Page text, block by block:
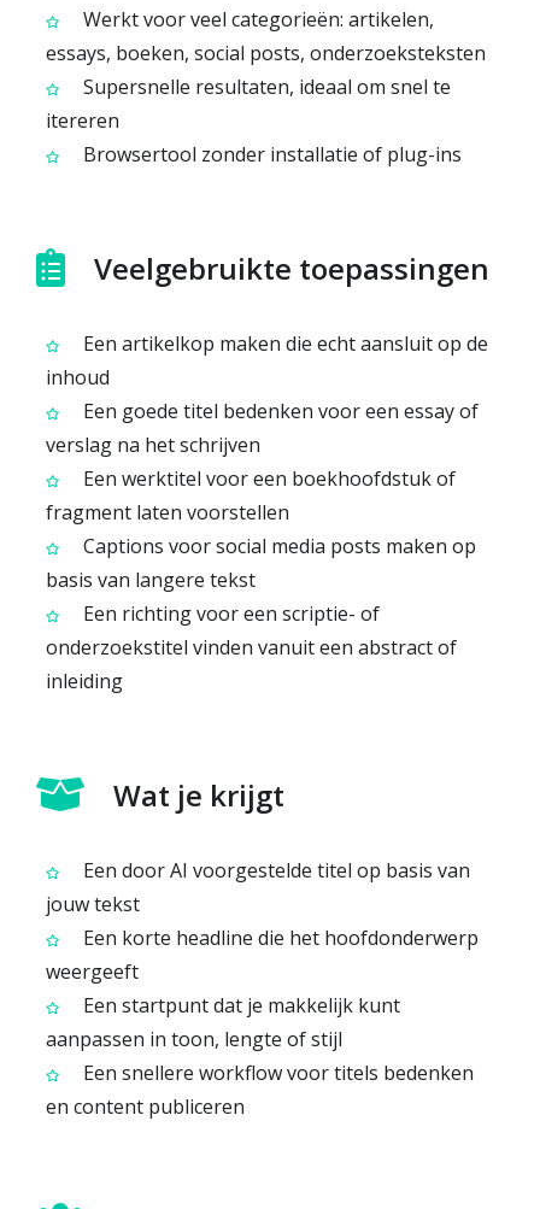
Werkt voor veel categorieën: artikelen,
essays, boeken, social posts, onderzoeksteksten
Supersnelle resultaten, ideaal om snel te
itereren
Browsertool zonder installatie of plug-ins
Veelgebruikte toepassingen
Een artikelkop maken die echt aansluit op de
inhoud
Een goede titel bedenken voor een essay of
verslag na het schrijven
Een werktitel voor een boekhoofdstuk of
fragment laten voorstellen
Captions voor social media posts maken op
basis van langere tekst
Een richting voor een scriptie- of
onderzoekstitel vinden vanuit een abstract of
inleiding
Wat je krijgt
Een door AI voorgestelde titel op basis van
jouw tekst
Een korte headline die het hoofdonderwerp
weergeeft
Een startpunt dat je makkelijk kunt
aanpassen in toon, lengte of stijl
Een snellere workflow voor titels bedenken
en content publiceren